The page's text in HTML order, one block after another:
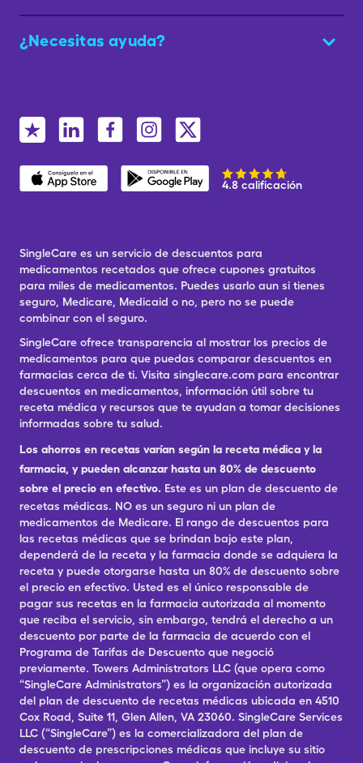
¿Necesitas ayuda?
4.8 calificación
SingleCare es un servicio de descuentos para
medicamentos recetados que ofrece cupones gratuitos
para miles de medicamentos. Puedes usarlo aun si tienes
seguro, Medicare, Medicaid o no, pero no se puede
combinar con el seguro.
SingleCare ofrece transparencia al mostrar los precios de
medicamentos para que puedas comparar descuentos en
farmacias cerca de ti. Visita singlecare.com para encontrar
descuentos en medicamentos, información útil sobre tu
receta médica y recursos que te ayudan a tomar decisiones
informadas sobre tu salud.
Los ahorros en recetas varían según la receta médica y la
farmacia, y pueden alcanzar hasta un 80% de descuento
sobre el precio en efectivo. Este es un plan de descuento de
recetas médicas. NO es un seguro ni un plan de
medicamentos de Medicare. El rango de descuentos para
las recetas médicas que se brindan bajo este plan,
dependerá de la receta y la farmacia donde se adquiera la
receta y puede otorgarse hasta un 80% de descuento sobre
el precio en efectivo. Usted es el único responsable de
pagar sus recetas en la farmacia autorizada al momento
que reciba el servicio, sin embargo, tendrá el derecho a un
descuento por parte de la farmacia de acuerdo con el
Programa de Tarifas de Descuento que negoció
previamente. Towers Administrators LLC (que opera como
“SingleCare Administrators”) es la organización autorizada
del plan de descuento de recetas médicas ubicada en 4510
Cox Road, Suite 11, Glen Allen, VA 23060. SingleCare Services
LLC (“SingleCare”) es la comercializadora del plan de
descuento de prescripciones médicas que incluye su sitio